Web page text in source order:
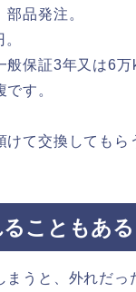
品発注。
般保証3年又は6万
す。
けて交換してもら
こともある
うと、外れだっ